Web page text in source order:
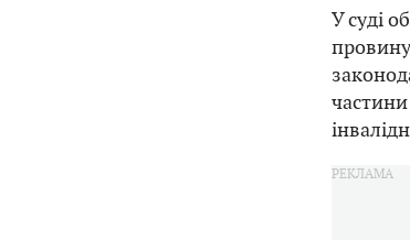
У суді